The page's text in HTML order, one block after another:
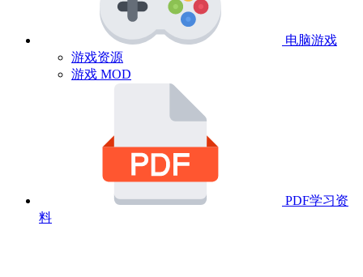
电脑游戏
游戏资源
游戏 MOD
PDF学习资
料